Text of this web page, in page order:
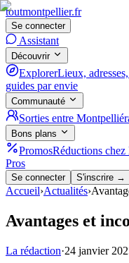
toutmontpellier.fr
Se connecter
Assistant
Découvrir
ExplorerLieux,
guides par envie
Communauté
Sorties entre
Bons plans
PromosRéductions chez
Pros
Se connecter S'inscrire →
Accueil›Actualités›
Avantages et
La rédaction·24 janvier